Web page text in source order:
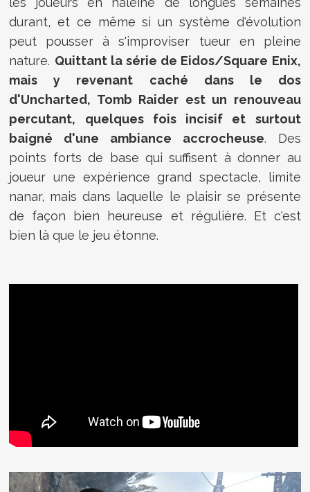
durant, et ce même si un système d'évolution
peut pousser à s'improviser tueur en pleine
nature. Quittant la série de Eidos/Square Enix,
mais y revenant caché dans le dos
d'Uncharted, Tomb Raider est un renouveau
percutant, quelques fois incisif et surtout
baigné d'une ambiance accrocheuse. Des
points forts de base qui suffisent à donner au
joueur une expérience grand spectacle, limite
nanar, mais dans laquelle le plaisir se présente
de façon bien heureuse et régulière. Et c'est
bien là que le jeu étonne.